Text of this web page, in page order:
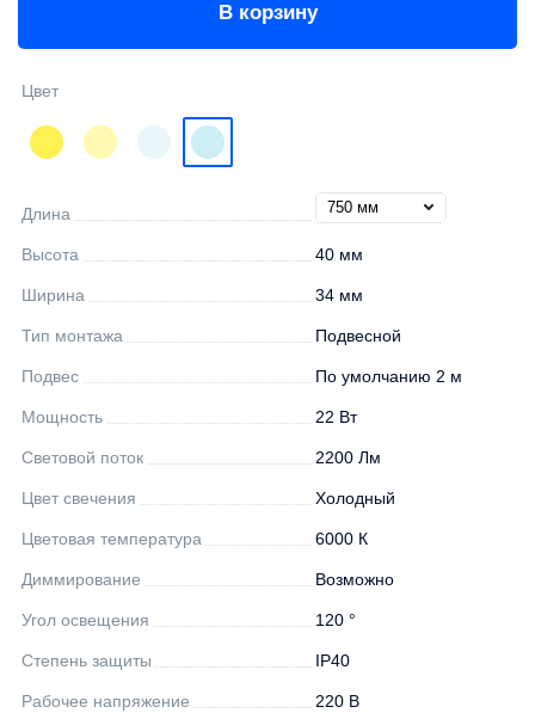
Цвет
Длина
Высота 40 мм
Ширина 34 мм
Тип монтажа Подвесной
Подвес По умолчанию 2 м
Мощность 22 Вт
Световой поток 2200 Лм
Цвет свечения Холодный
Цветовая температура 6000 К
Диммирование Возможно
Угол освещения 120 °
Степень защиты IP40
Рабочее напряжение 220 В
В корзину